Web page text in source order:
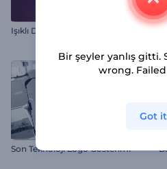
Işıklı Daireler İntro
Son Teknoloji Logo Gösterimi
Bir şeyler yanlış
wrong.
Got it